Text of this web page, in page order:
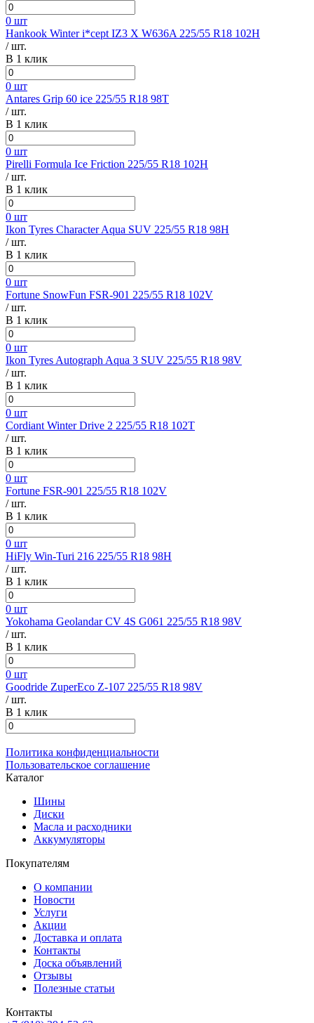
0 шт
Hankook Winter i*cept IZ3 X W636A 225/55 R18 102H
/ шт.
В 1 клик
0 шт
Antares Grip 60 ice 225/55 R18 98T
/ шт.
В 1 клик
0 шт
Pirelli Formula Ice Friction 225/55 R18 102H
/ шт.
В 1 клик
0 шт
Ikon Tyres Character Aqua SUV 225/55 R18 98H
/ шт.
В 1 клик
0 шт
Fortune SnowFun FSR-901 225/55 R18 102V
/ шт.
В 1 клик
0 шт
Ikon Tyres Autograph Aqua 3 SUV 225/55 R18 98V
/ шт.
В 1 клик
0 шт
Cordiant Winter Drive 2 225/55 R18 102T
/ шт.
В 1 клик
0 шт
Fortune FSR-901 225/55 R18 102V
/ шт.
В 1 клик
0 шт
HiFly Win-Turi 216 225/55 R18 98H
/ шт.
В 1 клик
0 шт
Yokohama Geolandar CV 4S G061 225/55 R18 98V
/ шт.
В 1 клик
0 шт
Goodride ZuperEco Z-107 225/55 R18 98V
/ шт.
В 1 клик
Политика конфиденциальности
Пользовательское соглашение
Каталог
Шины
Диски
Масла и расходники
Аккумуляторы
Покупателям
О компании
Новости
Услуги
Акции
Доставка и оплата
Контакты
Доска объявлений
Отзывы
Полезные статьи
Контакты